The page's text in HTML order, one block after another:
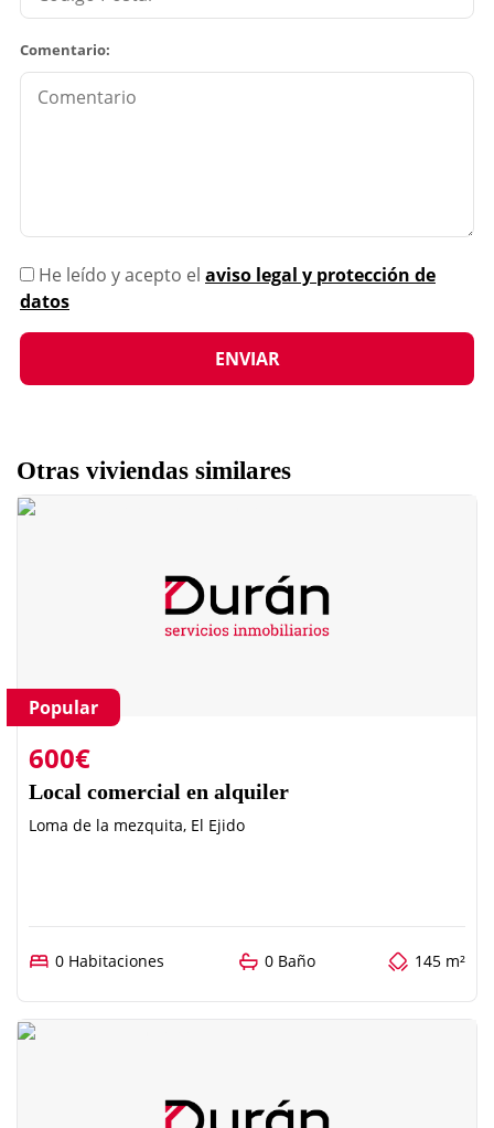
Comentario:
He leído y acepto el aviso legal y protección de
datos
Otras viviendas similares
Popular
600€
Local comercial en alquiler
Loma de la mezquita, El Ejido
0 Habitaciones 0 Baño 145 m²